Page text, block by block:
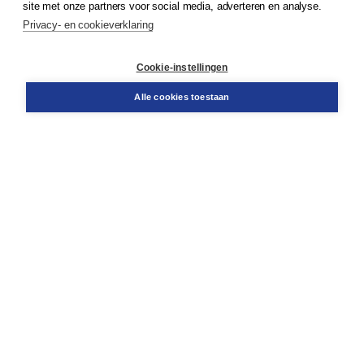
Service & informatie
Contact
site met onze partners voor social media, adverteren en analyse.
Privacy- en cookieverklaring
Cookie-instellingen
Alle cookies toestaan